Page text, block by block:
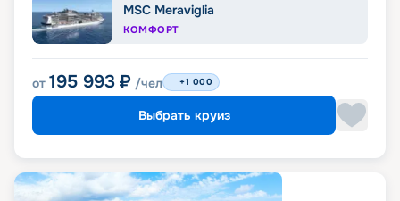
MSC Meraviglia
КОМФОРТ
от 195 993 ₽ /чел +1 000
Выбрать круиз